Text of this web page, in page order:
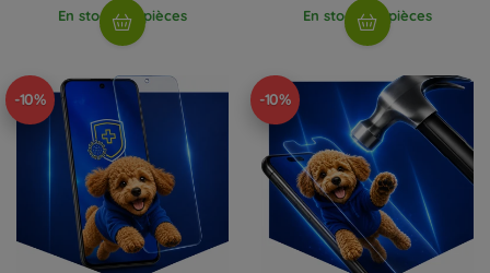
En stock > 5 pièces En stock > 5 pièces
-10% -10%